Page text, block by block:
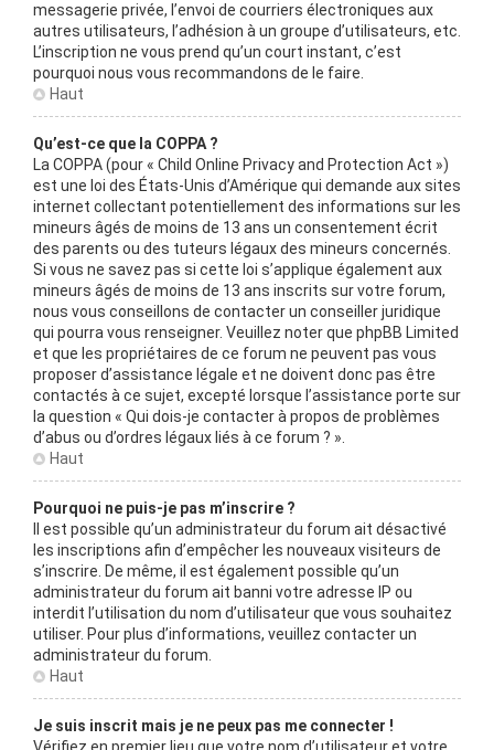
messagerie privée, l’envoi de courriers électroniques aux
autres utilisateurs, l’adhésion à un groupe d’utilisateurs, etc.
L’inscription ne vous prend qu’un court instant, c’est
pourquoi nous vous recommandons de le faire.
Haut
Qu’est-ce que la COPPA ?
La COPPA (pour « Child Online Privacy and Protection Act »)
est une loi des États-Unis d’Amérique qui demande aux sites
internet collectant potentiellement des informations sur les
mineurs âgés de moins de 13 ans un consentement écrit
des parents ou des tuteurs légaux des mineurs concernés.
Si vous ne savez pas si cette loi s’applique également aux
mineurs âgés de moins de 13 ans inscrits sur votre forum,
nous vous conseillons de contacter un conseiller juridique
qui pourra vous renseigner. Veuillez noter que phpBB Limited
et que les propriétaires de ce forum ne peuvent pas vous
proposer d’assistance légale et ne doivent donc pas être
contactés à ce sujet, excepté lorsque l’assistance porte sur
la question « Qui dois-je contacter à propos de problèmes
d’abus ou d’ordres légaux liés à ce forum ? ».
Haut
Pourquoi ne puis-je pas m’inscrire ?
Il est possible qu’un administrateur du forum ait désactivé
les inscriptions afin d’empêcher les nouveaux visiteurs de
s’inscrire. De même, il est également possible qu’un
administrateur du forum ait banni votre adresse IP ou
interdit l’utilisation du nom d’utilisateur que vous souhaitez
utiliser. Pour plus d’informations, veuillez contacter un
administrateur du forum.
Haut
Je suis inscrit mais je ne peux pas me connecter !